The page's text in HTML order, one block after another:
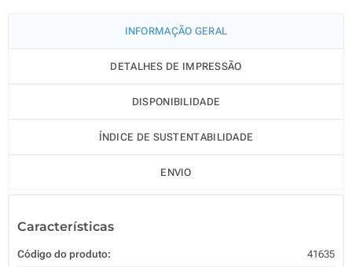
INFORMAÇÃO GERAL
DETALHES DE IMPRESSÃO
DISPONIBILIDADE
ÍNDICE DE SUSTENTABILIDADE
ENVIO
Características
Código do produto: 41635